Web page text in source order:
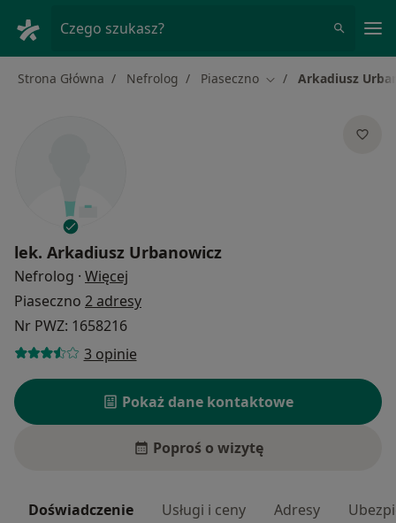
Czego szukasz?
Strona Główna Nefrolog Piaseczno Zmień miasto
Arkadiusz
lek. Arkadiusz Urbanowicz
Nefrolog · Więcej
Piaseczno 2 adresy
Nr PWZ: 1658216
3 opinie
Pokaż dane kontaktowe
Poproś o wizytę
Doświadczenie Usługi i ceny Adresy